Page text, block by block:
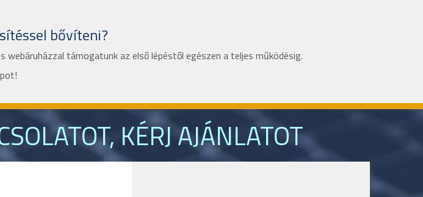
bővíteni?
támogatunk az első lépéstől egészen a teljes működésig.
KÉRJ AJÁNLATOT